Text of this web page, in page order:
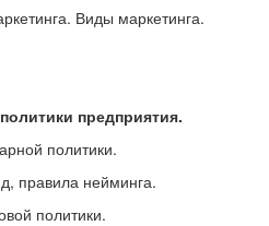
Виды маркетинга.
предприятия.
политики.
правила нейминга.
политики.